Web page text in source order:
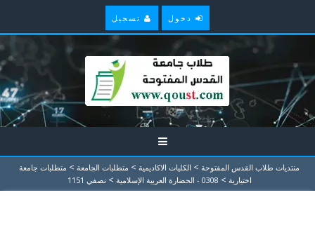
دخول تسجيل
منتديات طلاب القدس المفتوحة > الكليات الاكاديمية > متطلبات الجامعة > متطلبات جامعة
اختيارية > 0308 - الحضارة العربية الإسلامية > نصفي 1151